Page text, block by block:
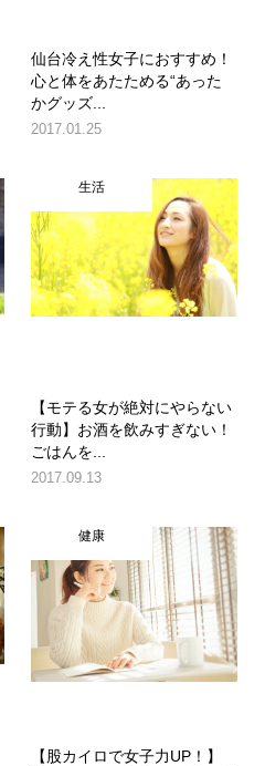
仙台冷え性女子におすすめ！
心と体をあたためる“あった
かグッズ...
2017.01.25
生活
【モテる女が絶対にやらない
行動】お酒を飲みすぎない！
ごはんを...
2017.09.13
健康
【股カイロで女子力UP！】